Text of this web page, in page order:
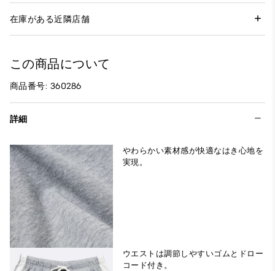
在庫がある近隣店舗
この商品について
商品番号: 360286
詳細
やわらかい素材感が快適なはき心地を
実現。
ウエストは調節しやすいゴムとドロー
コード付き。